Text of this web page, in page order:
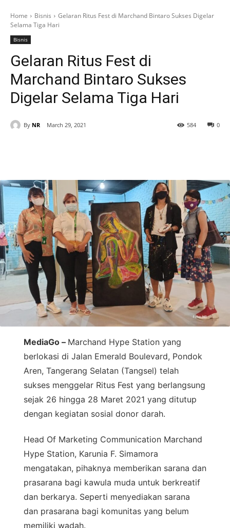
Home Bisnis
Gelaran Ritus Fest di Marchand Bintaro Sukses Digelar
Selama Tiga Hari
Bisnis
Gelaran Ritus Fest di
Marchand Bintaro Sukses
Digelar Selama Tiga Hari
By NR March 29, 2021 0
584
MediaGo – Marchand Hype Station yang
berlokasi di Jalan Emerald Boulevard, Pondok
Aren, Tangerang Selatan (Tangsel) telah
sukses menggelar Ritus Fest yang berlangsung
sejak 26 hingga 28 Maret 2021 yang ditutup
dengan kegiatan sosial donor darah.
Head Of Marketing Communication Marchand
Hype Station, Karunia F. Simamora
mengatakan, pihaknya memberikan sarana dan
prasarana bagi kawula muda untuk berkreatif
dan berkarya. Seperti menyediakan sarana
dan prasarana bagi komunitas yang belum
memiliki wadah.